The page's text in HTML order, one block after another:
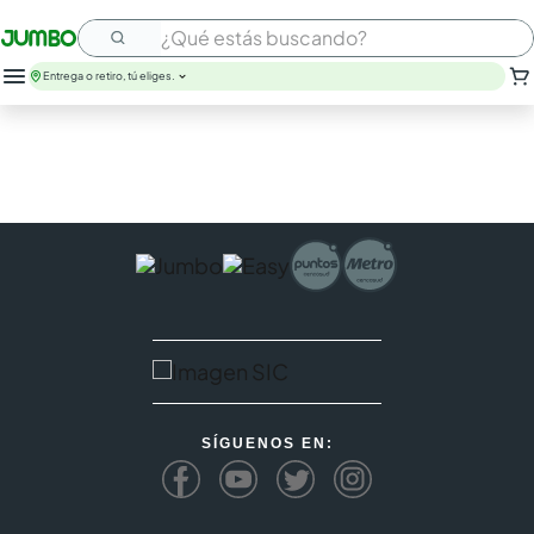
¿Qué estás buscando?
Entrega o retiro, tú eliges.
SÍGUENOS EN: